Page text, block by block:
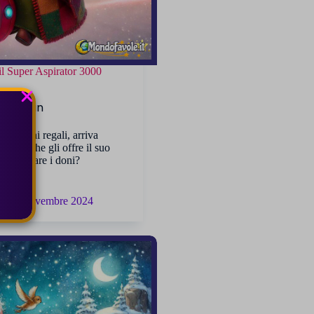
Super Aspirator 3000
alcuni regali, arriva
che gli offre il suo
i doni?
14 Novembre 2024